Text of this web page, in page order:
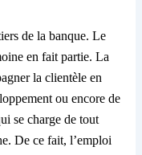
de la banque. Le
en fait partie. La
la clientèle en
ou encore de
se charge de tout
De ce fait, l’emploi